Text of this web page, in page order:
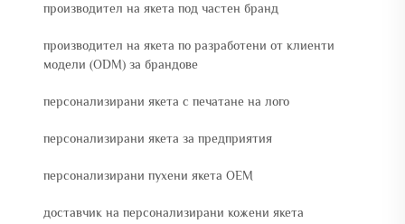
производител на якета под частен бранд
производител на якета по разработени от клиенти
модели (ODM) за брандове
персонализирани якета с печатане на лого
персонализирани якета за предприятия
персонализирани пухени якета OEM
доставчик на персонализирани кожени якета